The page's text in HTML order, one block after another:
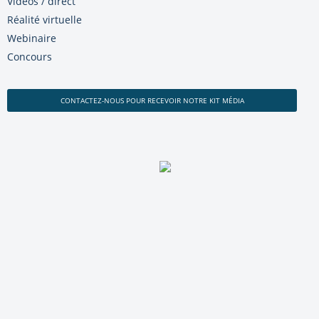
Réalité virtuelle
Webinaire
Concours
CONTACTEZ-NOUS POUR RECEVOIR NOTRE KIT MÉDIA